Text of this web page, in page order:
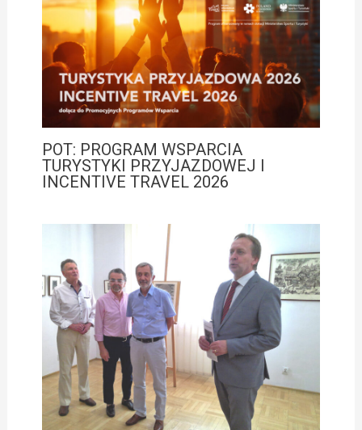
POT: PROGRAM WSPARCIA
TURYSTYKI PRZYJAZDOWEJ I
INCENTIVE TRAVEL 2026